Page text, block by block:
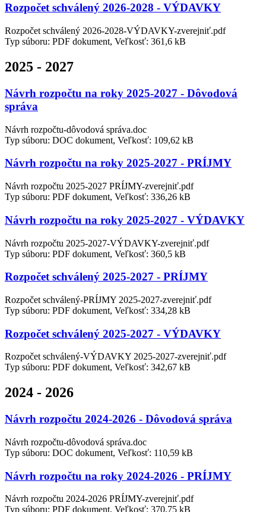
Rozpočet schválený 2026-2028 - VÝDAVKY
Rozpočet schválený 2026-2028-VÝDAVKY-zverejniť.pdf
Typ súboru: PDF dokument, Veľkosť: 361,6 kB
2025 - 2027
Návrh rozpočtu na roky 2025-2027 - Dôvodová
správa
Návrh rozpočtu-dôvodová správa.doc
Typ súboru: DOC dokument, Veľkosť: 109,62 kB
Návrh rozpočtu na roky 2025-2027 - PRÍJMY
Návrh rozpočtu 2025-2027 PRÍJMY-zverejniť.pdf
Typ súboru: PDF dokument, Veľkosť: 336,26 kB
Návrh rozpočtu na roky 2025-2027 - VÝDAVKY
Návrh rozpočtu 2025-2027-VÝDAVKY-zverejniť.pdf
Typ súboru: PDF dokument, Veľkosť: 360,5 kB
Rozpočet schválený 2025-2027 - PRÍJMY
Rozpočet schválený-PRÍJMY 2025-2027-zverejniť.pdf
Typ súboru: PDF dokument, Veľkosť: 334,28 kB
Rozpočet schválený 2025-2027 - VÝDAVKY
Rozpočet schválený-VÝDAVKY 2025-2027-zverejniť.pdf
Typ súboru: PDF dokument, Veľkosť: 342,67 kB
2024 - 2026
Návrh rozpočtu 2024-2026 - Dôvodová správa
Návrh rozpočtu-dôvodová správa.doc
Typ súboru: DOC dokument, Veľkosť: 110,59 kB
Návrh rozpočtu na roky 2024-2026 - PRÍJMY
Návrh rozpočtu 2024-2026 PRÍJMY-zverejniť.pdf
Typ súboru: PDF dokument, Veľkosť: 370,75 kB